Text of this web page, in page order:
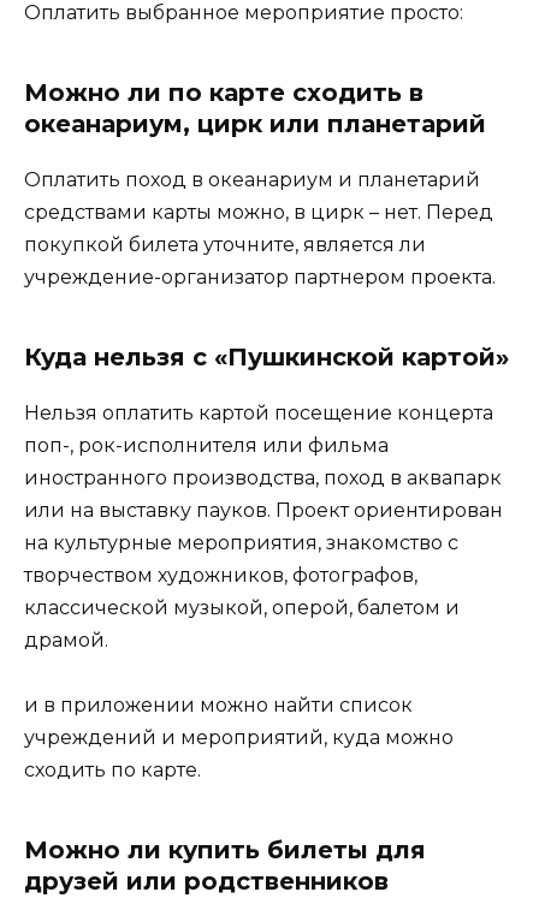
Оплатить выбранное мероприятие просто:
Можно ли по карте сходить в
океанариум, цирк или планетарий
Оплатить поход в океанариум и планетарий
средствами карты можно, в цирк – нет. Перед
покупкой билета уточните, является ли
учреждение-организатор партнером проекта.
Куда нельзя с «Пушкинской картой»
Нельзя оплатить картой посещение концерта
поп-, рок-исполнителя или фильма
иностранного производства, поход в аквапарк
или на выставку пауков. Проект ориентирован
на культурные мероприятия, знакомство с
творчеством художников, фотографов,
классической музыкой, оперой, балетом и
драмой.
и в приложении можно найти список
учреждений и мероприятий, куда можно
сходить по карте.
Можно ли купить билеты для
друзей или родственников